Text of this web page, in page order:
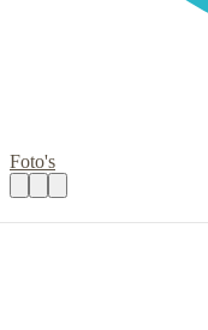
Foto's